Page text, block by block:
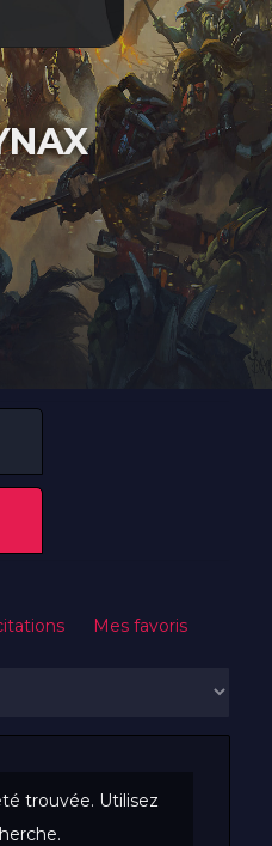
Mes favoris
trouvée. Utilisez